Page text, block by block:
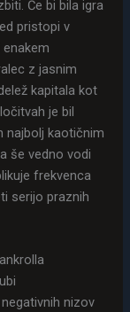
Če bi bila igra
pristopi v
z jasnim
kapitala kot
je bil
najbolj kaotičnim
še vedno vodi
frekvenca
serijo praznih
nizov